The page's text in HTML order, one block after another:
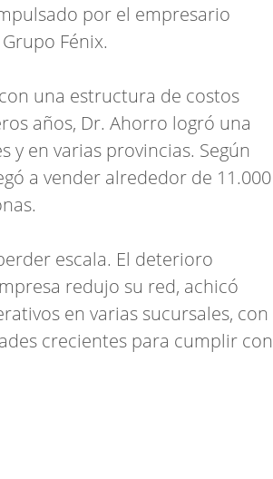
por el empresario
Fénix.
una estructura de costos
años, Dr. Ahorro logró una
y en varias provincias. Según
a vender alrededor de 11.000
escala. El deterioro
redujo su red, achicó
en varias sucursales, con
crecientes para cumplir con